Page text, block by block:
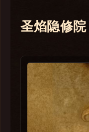
解放安德麦
巨龙时代
圣焰隐修院